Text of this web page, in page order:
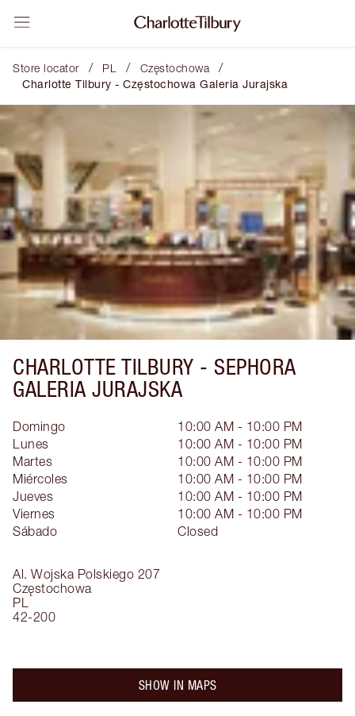
Store locator / PL / Częstochowa /
Charlotte Tilbury - Częstochowa Galeria Jurajska
CHARLOTTE TILBURY - SEPHORA
GALERIA JURAJSKA
Al. Wojska Polskiego 207
Częstochowa
PL
42-200
Domingo
10:00 AM - 10:00 PM
Lunes
10:00 AM - 10:00 PM
Martes
10:00 AM - 10:00 PM
Miércoles
10:00 AM - 10:00 PM
Jueves
10:00 AM - 10:00 PM
Viernes
10:00 AM - 10:00 PM
Sábado
Closed
SHOW IN MAPS